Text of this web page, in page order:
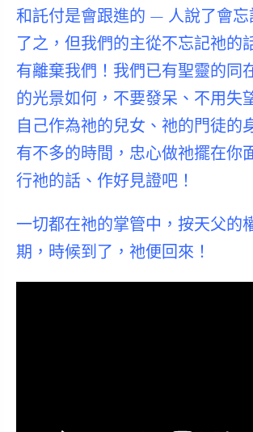
和託付是會跟進的 — 人說了會忘
了之， 但我們的主從不忘記祂的
有離棄我們！ 我們已有聖靈的同
的光景如何，不要發呆、不用失
自己作為祂的兒女、祂的門徒的
有不多的時間，忠心做祂擺在你
行祂的話、作好見證吧！
一切都在祂的掌管中，按天父的
期，時候到了，祂便回來！